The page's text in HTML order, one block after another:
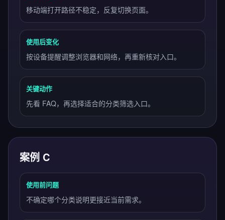
移动端打开路径不稳定，反复切换页面。
使用后变化
按设备提醒调整浏览器和网络，再重新核对入口。
关键动作
先看 FAQ，再选择适合的分类筛选入口。
案例 C
使用前问题
不确定哪个分类说明更接近当前需求。